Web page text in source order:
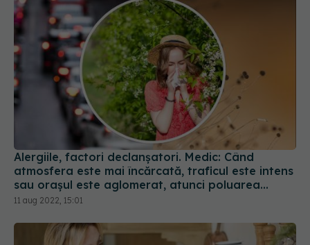
Alergiile, factori declanșatori. Medic: Când
atmosfera este mai încărcată, traficul este intens
sau oraşul este aglomerat, atunci poluarea
chimică poate să le agraveze
11 aug 2022, 15:01